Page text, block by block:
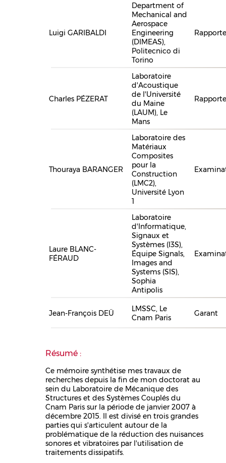
Luigi GARIBALDI
Department of
Mechanical and
Aerospace
Engineering
(DIMEAS),
Politecnico di
Torino
Charles PÉZERAT
Laboratoire
d'Acoustique
de l'Université
du Maine
(LAUM), Le
Mans
Thouraya BARANGER
Laboratoire des
Matériaux
Composites
pour la
Construction
(LMC2),
Université Lyon
1
Laure BLANC-
FÉRAUD
Laboratoire
d'Informatique,
Signaux et
Systèmes (I3S),
Équipe Signals,
Images and
Systems (SIS),
Sophia
Antipolis
Jean-François DEÜ
LMSSC, Le
Cnam Paris
Garant
Résumé :
Ce mémoire synthétise mes travaux de
recherches depuis la fin de mon doctorat au
sein du Laboratoire de Mécanique des
Structures et des Systèmes Couplés du
Cnam Paris sur la période de janvier 2007 à
décembre 2015. Il est divisé en trois grandes
parties qui s'articulent autour de la
problématique de la réduction des nuisances
sonores et vibratoires par l'utilisation de
traitements dissipatifs.